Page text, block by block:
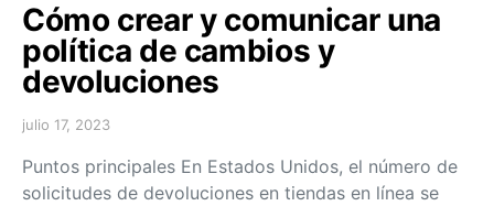
Cómo crear y comunicar una
política de cambios y
devoluciones
julio 17, 2023
Puntos principales En Estados Unidos, el número de
solicitudes de devoluciones en tiendas en línea se